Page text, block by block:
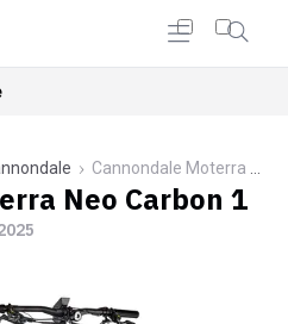
Cannondale Moterra Neo Carbon 1
Neo Carbon 1